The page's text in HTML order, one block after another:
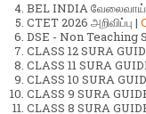
BEL INDIA
CTET 2026 அறிவிப்பு |
DSE - Non Teaching
CLASS 12 SURA
CLASS 11 SURA
CLASS 10 SURA
CLASS 9 SURA
CLASS 8 SURA